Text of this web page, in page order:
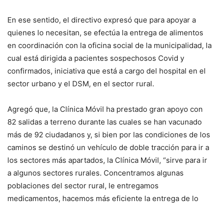
En ese sentido, el directivo expresó que para apoyar a
quienes lo necesitan, se efectúa la entrega de alimentos
en coordinación con la oficina social de la municipalidad, la
cual está dirigida a pacientes sospechosos Covid y
confirmados, iniciativa que está a cargo del hospital en el
sector urbano y el DSM, en el sector rural.
Agregó que, la Clínica Móvil ha prestado gran apoyo con
82 salidas a terreno durante las cuales se han vacunado
más de 92 ciudadanos y, si bien por las condiciones de los
caminos se destinó un vehículo de doble tracción para ir a
los sectores más apartados, la Clínica Móvil, “sirve para ir
a algunos sectores rurales. Concentramos algunas
poblaciones del sector rural, le entregamos
medicamentos, hacemos más eficiente la entrega de lo